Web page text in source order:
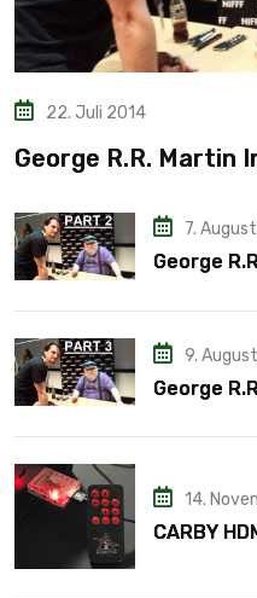
22. Juli 2014
George R.R. Martin
7.
George
9.
George
14.
CARBY